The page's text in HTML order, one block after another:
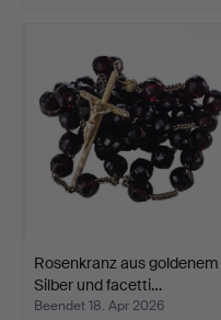
Rosenkranz aus goldenem
Silber und facetti…
Beendet 18. Apr 2026